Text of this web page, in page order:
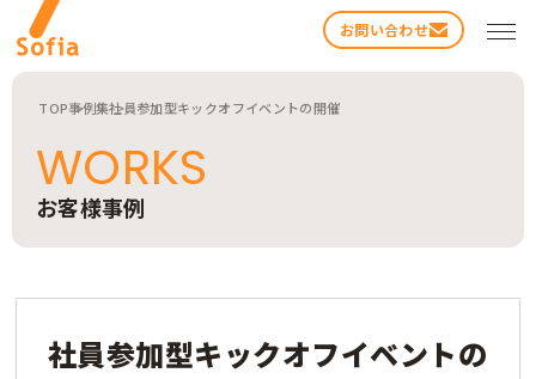
お問い合わせ
する
TOP事例集社員参加型キックオフイベントの開催
WORKS
お客様事例
社員参加型キックオフイベントの